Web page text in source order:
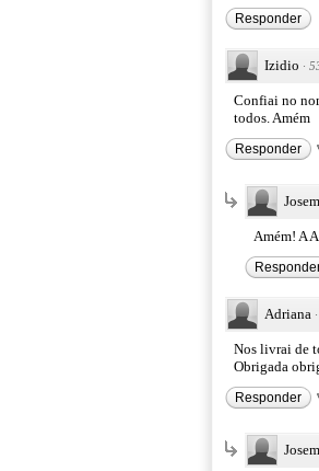
Responder
Izidio ·
Confiai no
todos. Amém
Responder
Amém! A
Adriana ·
Nos livrai de
Obrigada
Responder